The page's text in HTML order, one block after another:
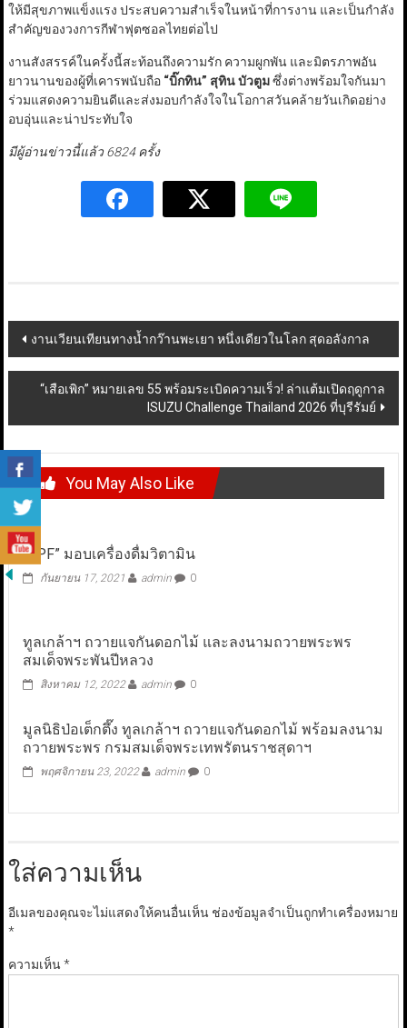
ให้มีสุขภาพแข็งแรง ประสบความสำเร็จในหน้าที่การงาน และเป็นกำลัง
สำคัญของวงการกีฬาฟุตซอลไทยต่อไป
งานสังสรรค์ในครั้งนี้สะท้อนถึงความรัก ความผูกพัน และมิตรภาพอัน
ยาวนานของผู้ที่เคารพนับถือ “บิ๊กทิน” สุทิน บัวตูมซึ่งต่างพร้อมใจกันมา
ร่วมแสดงความยินดีและส่งมอบกำลังใจในโอกาสวันคล้ายวันเกิดอย่าง
อบอุ่นและน่าประทับใจ
มีผู้อ่านข่าวนี้แล้ว 6824 ครั้ง
Post
navigation
งานเวียนเทียนทางน้ำกว๊านพะเยา หนึ่งเดียวในโลก สุดอลังกาล
“เสือเพิก” หมายเลข 55 พร้อมระเบิดความเร็ว! ล่าแต้มเปิดฤดูกาล
ISUZU Challenge Thailand 2026 ที่บุรีรัมย์
You May Also Like
“CPF” มอบเครื่องดื่มวิตามิน
กันยายน 17, 2021 admin 0
ทูลเกล้าฯ ถวายแจกันดอกไม้ และลงนามถวายพระพร
สมเด็จพระพันปีหลวง
สิงหาคม 12, 2022 admin 0
มูลนิธิป่อเต็กตึ๊ง ทูลเกล้าฯ ถวายแจกันดอกไม้ พร้อมลงนาม
ถวายพระพร กรมสมเด็จพระเทพรัตนราชสุดาฯ
พฤศจิกายน 23, 2022 admin 0
ใส่ความเห็น
อีเมลของคุณจะไม่แสดงให้คนอื่นเห็น ช่องข้อมูลจำเป็นถูกทำเครื่องหมาย
*
ความเห็น*